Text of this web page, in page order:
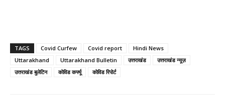
TAGS Covid Curfew Covid report
Hindi News
Uttarakhand
Uttarakhand Bulletin उत्तराखंड
उत्तराखंड न्यूज़
उत्तराखंड बुलेटिन
कोविड कर्फ्यू कोविड रिपोर्ट